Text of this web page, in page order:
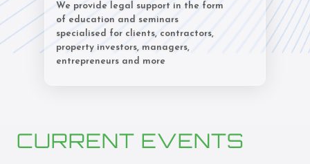
We provide legal support in the form
of education and seminars
specialised for clients, contractors,
property investors, managers,
entrepreneurs and more
CURRENT EVENTS